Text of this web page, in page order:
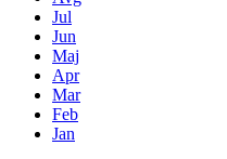
Jul
Jun
Maj
Apr
Mar
Feb
Jan